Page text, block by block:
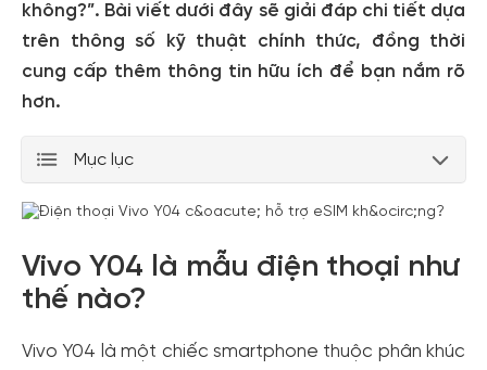
không?”. Bài viết dưới đây sẽ giải đáp chi tiết dựa
trên thông số kỹ thuật chính thức, đồng thời
cung cấp thêm thông tin hữu ích để bạn nắm rõ
hơn.
Mục lục
Vivo Y04 là mẫu điện thoại như
thế nào?
Vivo Y04 là một chiếc smartphone thuộc phân khúc